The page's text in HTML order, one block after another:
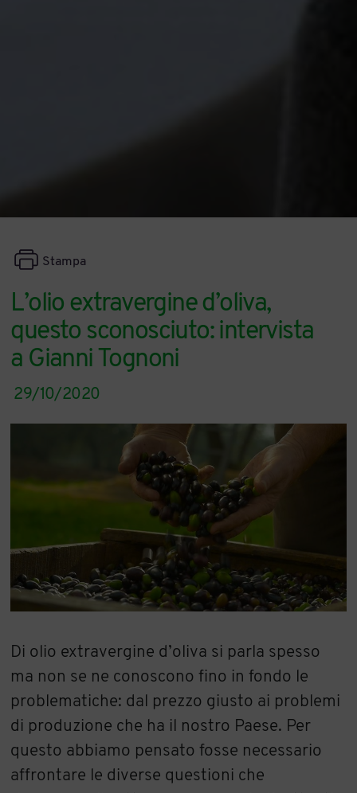
L’olio extravergine d’oliva,
questo sconosciuto: intervista
a Gianni Tognoni
Stampa
29/10/2020
Di olio extravergine d’oliva si parla spesso
ma non se ne conoscono fino in fondo le
problematiche: dal prezzo giusto ai problemi
di produzione che ha il nostro Paese. Per
questo abbiamo pensato fosse necessario
affrontare le diverse questioni che